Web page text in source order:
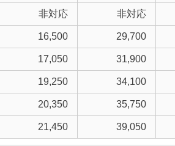
非対応 非対応
16,500 29,700
17,050 31,900
19,250 34,100
20,350 35,750
21,450 39,050